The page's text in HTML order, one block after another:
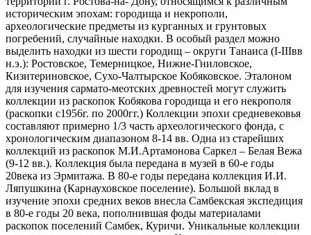
историческим эпохам: городища и некрополи,
археологические предметы из курганных и грунтовых
погребений, случайные находки. В особый раздел можно
выделить находки из шести городищ – округи Танаиса (I-IIIвв
н.э.): Ростовское, Темерницкое, Нижне-Гниловское,
Кизитериновское, Сухо-Чалтырское Кобяковское. Эталоном
для изучения сармато-меотских древностей могут служить
коллекции из раскопок Кобякова городища и его некрополя
(раскопки с1956г. по 2000гг.) Коллекции эпохи средневековья
составляют примерно 1/3 часть археологического фонда, с
хронологическим диапазоном 8-14 вв. Одна из старейших
коллекций из раскопок М.И.Артамонова Саркел – Белая Вежа
(9-12 вв.). Коллекция была передана в музей в 60-е годы
20века из Эрмитажа. В 80-е годы передана коллекция И.И.
Ляпушкина (Карнауховское поселение). Большой вклад в
изучение эпохи средних веков внесла Самбекская экспедиция
в 80-е годы 20 века, пополнившая фоды материалами
раскопок поселений Самбек, Куричи. Уникальные коллекции